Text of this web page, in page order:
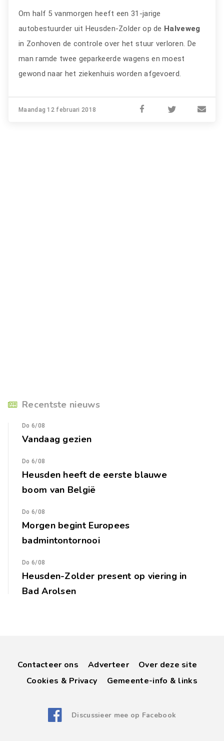
Om half 5 vanmorgen heeft een 31-jarige
autobestuurder uit Heusden-Zolder op de Halveweg
in Zonhoven de controle over het stuur verloren. De
man ramde twee geparkeerde wagens en moest
gewond naar het ziekenhuis worden afgevoerd.
Maandag 12 februari 2018
Recentste nieuws
Do 6/08
Vandaag gezien
Do 6/08
Heusden heeft de eerste blauwe
boom van België
Do 6/08
Morgen begint Europees
badmintontornooi
Do 6/08
Heusden-Zolder present op viering in
Bad Arolsen
Contacteer ons Adverteer
Over deze site
Cookies & Privacy
Gemeente-info & links
Discussieer mee op Facebook